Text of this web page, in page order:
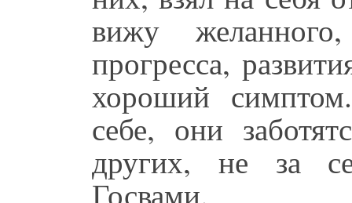
вижу
прогресса,
хороший
себе, они
других, не за
Госвами.